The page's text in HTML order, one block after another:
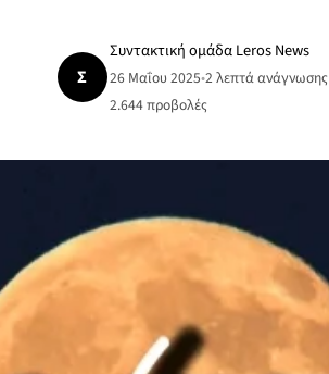
Σ
Συντακτική ομάδα Leros News
26 Μαΐου 2025•2 λεπτά ανάγνωσης
2.644προβολές